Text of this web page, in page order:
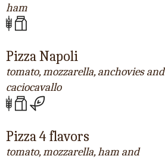
ham
Pizza Napoli
tomato, mozzarella, anchovies and
caciocavallo
Pizza 4 flavors
tomato, mozzarella, ham and